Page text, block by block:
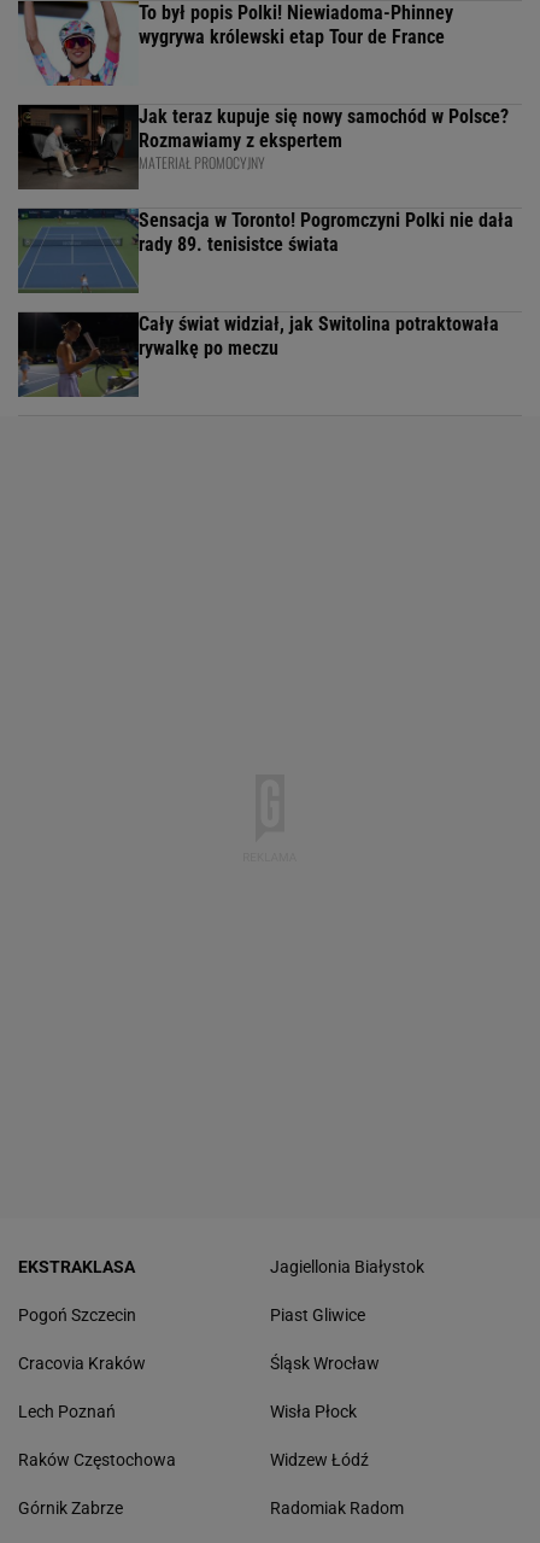
To był popis Polki! Niewiadoma-Phinney
wygrywa królewski etap Tour de France
Jak teraz kupuje się nowy samochód w Polsce?
Rozmawiamy z ekspertem
MATERIAŁ PROMOCYJNY
Sensacja w Toronto! Pogromczyni Polki nie dała
rady 89. tenisistce świata
Cały świat widział, jak Switolina potraktowała
rywalkę po meczu
EKSTRAKLASA
Pogoń Szczecin
Cracovia Kraków
Lech Poznań
Raków Częstochowa
Górnik Zabrze
Jagiellonia Białystok
Piast Gliwice
Śląsk Wrocław
Wisła Płock
Widzew Łódź
Radomiak Radom